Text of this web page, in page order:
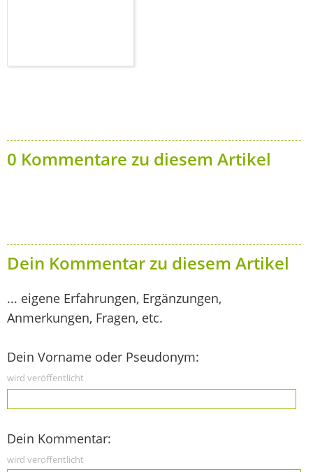
0 Kommentare zu diesem Artikel
Dein Kommentar zu diesem Artikel
... eigene Erfahrungen, Ergänzungen,
Anmerkungen, Fragen, etc.
Dein Vorname oder Pseudonym:
wird veröffentlicht
Dein Kommentar:
wird veröffentlicht